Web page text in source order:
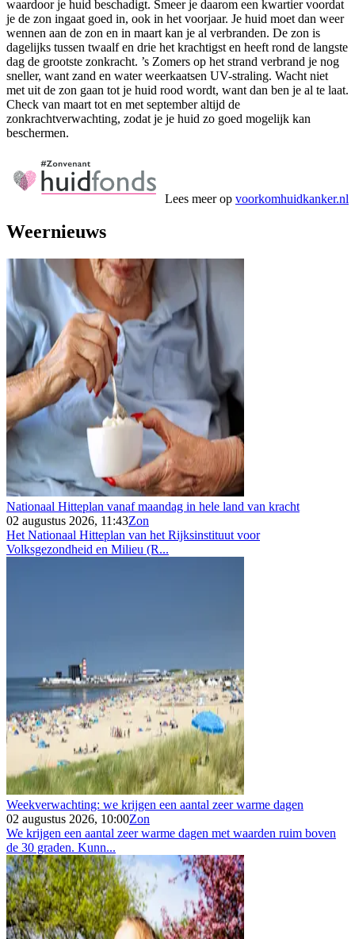
waardoor je huid beschadigt. Smeer je daarom een kwartier voordat
je de zon ingaat goed in, ook in het voorjaar. Je huid moet dan weer
wennen aan de zon en in maart kan je al verbranden. De zon is
dagelijks tussen twaalf en drie het krachtigst en heeft rond de langste
dag de grootste zonkracht. ’s Zomers op het strand verbrand je nog
sneller, want zand en water weerkaatsen UV-straling. Wacht niet
met uit de zon gaan tot je huid rood wordt, want dan ben je al te laat.
Check van maart tot en met september altijd de
zonkrachtverwachting, zodat je je huid zo goed mogelijk kan
beschermen.
Lees meer op voorkomhuidkanker.nl
Weernieuws
Nationaal Hitteplan vanaf maandag in hele land van kracht
02 augustus 2026, 11:43Zon
Het Nationaal Hitteplan van het Rijksinstituut voor
Volksgezondheid en Milieu (R...
Weekverwachting: we krijgen een aantal zeer warme dagen
02 augustus 2026, 10:00Zon
We krijgen een aantal zeer warme dagen met waarden ruim boven
de 30 graden. Kunn...